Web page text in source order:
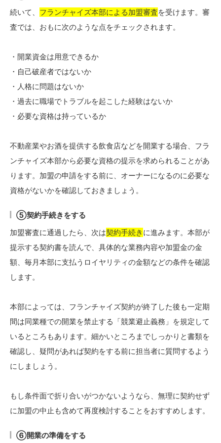
続いて、 フランチャイズ本部による加盟審査を受けます。審
査では、おもに次のような点をチェックされます。
・開業資金は用意できるか
・自己破産者ではないか
・人格に問題はないか
・過去に職場でトラブルを起こした経験はないか
・必要な資格は持っているか
不動産業やお酒を提供する飲食店などを開業する場合、フラ
ンチャイズ本部から必要な資格の提示を求められることがあ
ります。加盟の申請をする前に、オーナーになるのに必要な
資格がないかを確認しておきましょう。
⑤契約手続きをする
加盟審査に通過したら、次は契約手続き に進みます。本部が
提示する契約書を読んで、具体的な業務内容や加盟金の金
額、毎月本部に支払うロイヤリティの金額などの条件を確認
します。
本部によっては、フランチャイズ契約が終了した後も一定期
間は同業種での開業を禁止する「競業避止義務」を規定して
いるところもあります。細かいところまでしっかりと書類を
確認し、疑問があれば契約をする前に担当者に質問するよう
にしましょう。
もし条件面で折り合いがつかないようなら、無理に契約せず
に加盟の中止も含めて再度検討することをおすすめします。
⑥開業の準備をする